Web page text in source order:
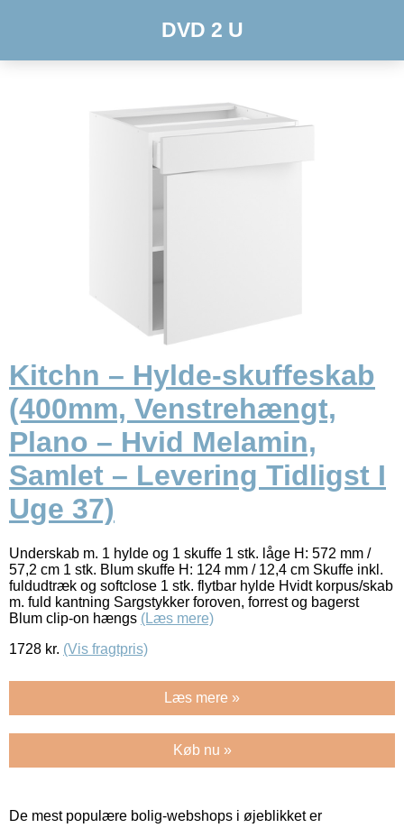
DVD 2 U
Kitchn – Hylde-skuffeskab
(400mm, Venstrehængt,
Plano – Hvid Melamin,
Samlet – Levering Tidligst I
Uge 37)
Underskab m. 1 hylde og 1 skuffe 1 stk. låge H: 572 mm /
57,2 cm 1 stk. Blum skuffe H: 124 mm / 12,4 cm Skuffe inkl.
fuldudtræk og softclose 1 stk. flytbar hylde Hvidt korpus/skab
m. fuld kantning Sargstykker foroven, forrest og bagerst
Blum clip-on hængs (Læs mere)
1728 kr. (Vis fragtpris)
Læs mere »
Køb nu »
De mest populære bolig-webshops i øjeblikket er